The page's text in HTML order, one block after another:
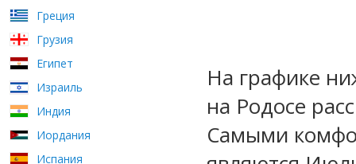
Греция
Грузия
Египет
Израиль
Индия
Иордания
Испания
На графике
на Родосе
Самыми